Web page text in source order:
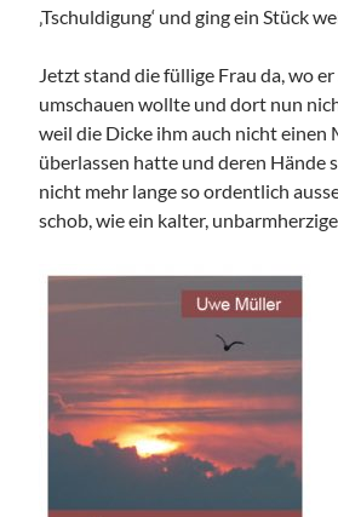
‚Tschuldigung‘ und ging ein Stück
Jetzt stand die füllige Frau da, wo
umschauen wollte und dort nun
weil die Dicke ihm auch nicht einen
überlassen hatte und deren Hände
nicht mehr lange so ordentlich
schob, wie ein kalter,